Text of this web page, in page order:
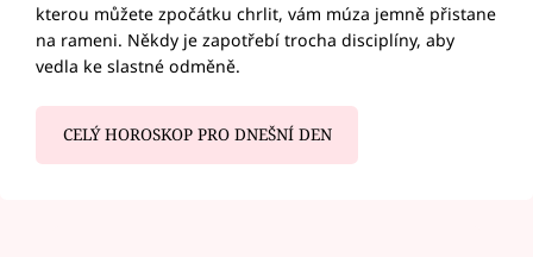
kterou můžete zpočátku chrlit, vám múza jemně přistane
na rameni. Někdy je zapotřebí trocha disciplíny, aby
vedla ke slastné odměně.
CELÝ HOROSKOP PRO DNEŠNÍ DEN